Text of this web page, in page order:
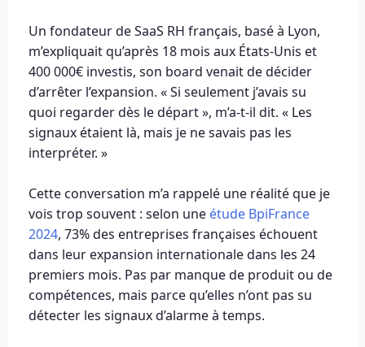
Un fondateur de SaaS RH français, basé à Lyon,
m’expliquait qu’après 18 mois aux États-Unis et
400 000€ investis, son board venait de décider
d’arrêter l’expansion. « Si seulement j’avais su
quoi regarder dès le départ », m’a-t-il dit. « Les
signaux étaient là, mais je ne savais pas les
interpréter. »
Cette conversation m’a rappelé une réalité que je
vois trop souvent : selon une étude BpiFrance
2024, 73% des entreprises françaises échouent
dans leur expansion internationale dans les 24
premiers mois. Pas par manque de produit ou de
compétences, mais parce qu’elles n’ont pas su
détecter les signaux d’alarme à temps.